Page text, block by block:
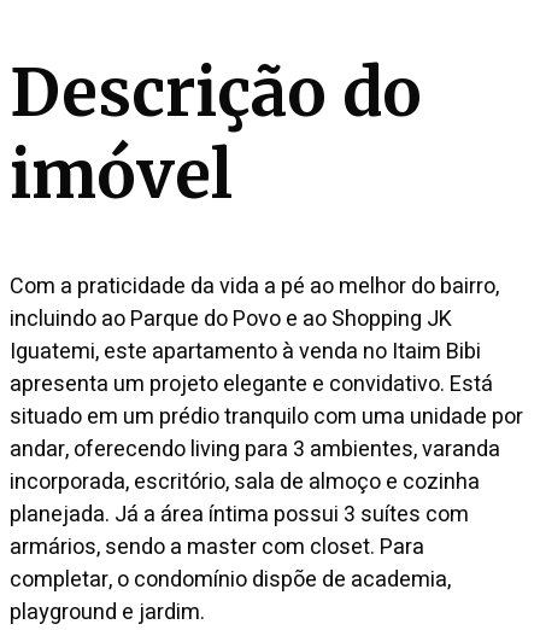
Descrição do
imóvel
Com a praticidade da vida a pé ao melhor do bairro,
incluindo ao Parque do Povo e ao Shopping JK
Iguatemi, este apartamento à venda no Itaim Bibi
apresenta um projeto elegante e convidativo. Está
situado em um prédio tranquilo com uma unidade por
andar, oferecendo living para 3 ambientes, varanda
incorporada, escritório, sala de almoço e cozinha
planejada. Já a área íntima possui 3 suítes com
armários, sendo a master com closet. Para
completar, o condomínio dispõe de academia,
playground e jardim.